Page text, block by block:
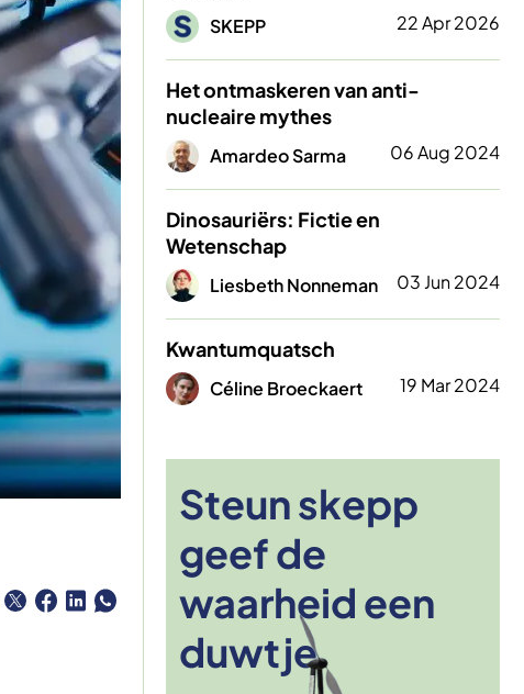
Afbeelding
SKEPP 22 Apr 2026
Het ontmaskeren van anti-
nucleaire mythes
Afbeelding
Amardeo Sarma 06 Aug 2024
Dinosauriërs: Fictie en
Wetenschap
Afbeelding
Liesbeth Nonneman 03 Jun 2024
Kwantumquatsch
Afbeelding
Céline Broeckaert 19 Mar 2024
Steun skepp
geef de
waarheid een
duwtje
Afbeelding